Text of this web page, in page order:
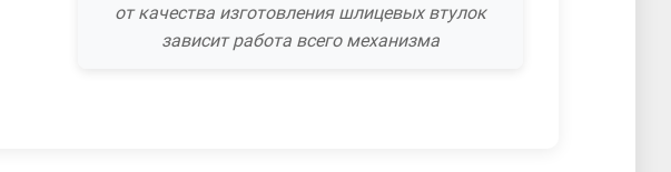
от качества изготовления шлицевых втулок
зависит работа всего механизма